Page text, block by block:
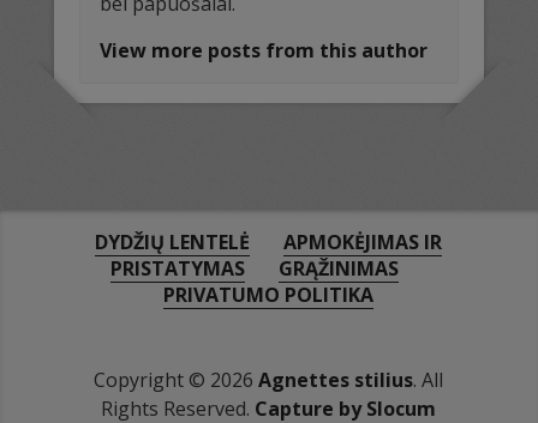
View more posts from this author
DYDŽIŲ LENTELĖ
APMOKĖJIMAS IR
PRISTATYMAS
GRĄŽINIMAS
PRIVATUMO POLITIKA
Copyright © 2026Agnettes stilius. All
Rights Reserved. Capture by Slocum